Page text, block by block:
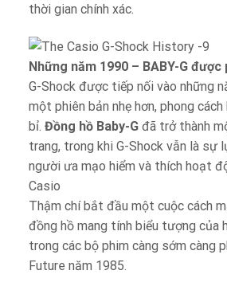
thời gian chính xác.
Những năm 1990 – BABY-G được
G-Shock được tiếp nối vào những
một phiên bản nhẹ hơn, phong cách
bỉ. Đồng hồ Baby-Gđã trở thành
trang, trong khi G-Shock vẫn là sự
người ưa mạo hiểm và thích hoạt
Casio
Thậm chí bắt đầu một cuộc cách
đồng hồ mang tính biểu tượng của
trong các bộ phim càng sớm càng
Future năm 1985.